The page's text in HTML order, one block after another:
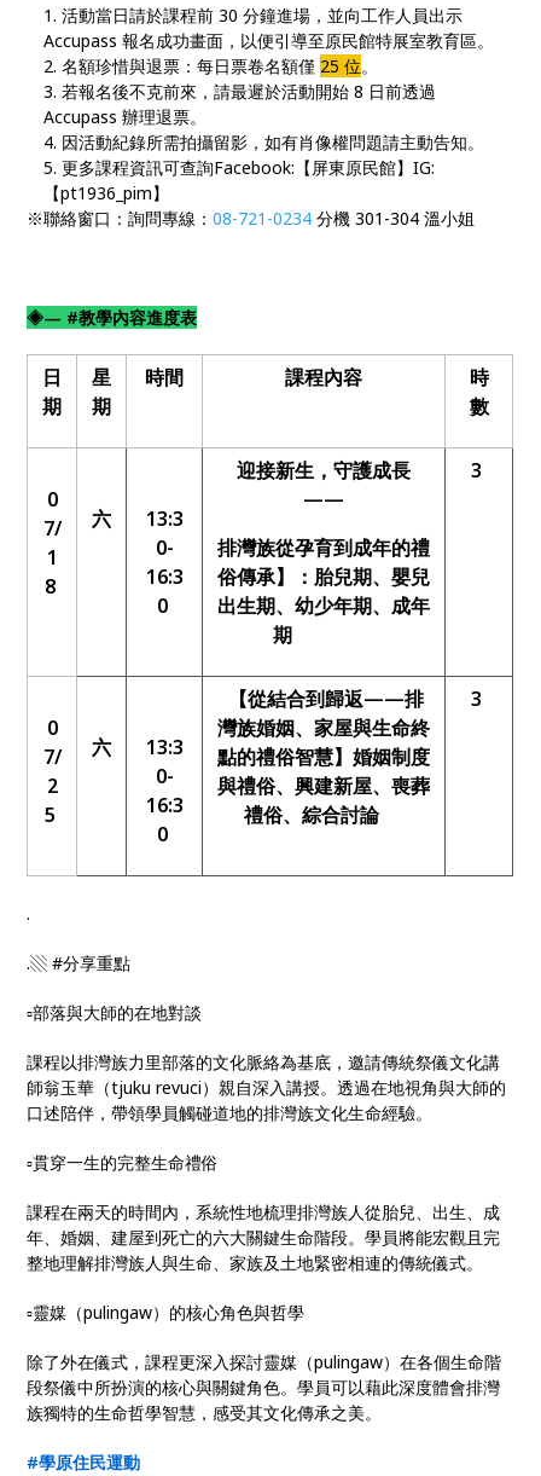
活動當日請於課程前 30 分鐘進場，並向工作人員出示
Accupass 報名成功畫面，以便引導至原民館特展室教育區。
名額珍惜與退票：每日票卷名額僅 25 位。
若報名後不克前來，請最遲於活動開始 8 日前透過
Accupass 辦理退票。
因活動紀錄所需拍攝留影，如有肖像權問題請主動告知。
更多課程資訊可查詢Facebook:【屏東原民館】IG:
【pt1936_pim】
※聯絡窗口：詢問專線：08-721-0234 分機 301-304 溫小姐
◈— #教學內容進度表
日
期
星
期
時間 課程內容
時
數
0
7/
1
8
六
13:3
0-
16:3
0
迎接新生，守護成長
——
排灣族從孕育到成年的禮
俗傳承】：胎兒期、嬰兒
出生期、幼少年期、成年
期
3
0
7/
2
5
六
13:3
0-
16:3
0
【從結合到歸返——排
灣族婚姻、家屋與生命終
點的禮俗智慧】婚姻制度
與禮俗、興建新屋、喪葬
禮俗、綜合討論
3
.
.▧ #分享重點
▫部落與大師的在地對談
課程以排灣族力里部落的文化脈絡為基底，邀請傳統祭儀文化講
師翁玉華（tjuku revuci）親自深入講授。透過在地視角與大師的
口述陪伴，帶領學員觸碰道地的排灣族文化生命經驗。
▫貫穿一生的完整生命禮俗
課程在兩天的時間內，系統性地梳理排灣族人從胎兒、出生、成
年、婚姻、建屋到死亡的六大關鍵生命階段。學員將能宏觀且完
整地理解排灣族人與生命、家族及土地緊密相連的傳統儀式。
▫靈媒（pulingaw）的核心角色與哲學
除了外在儀式，課程更深入探討靈媒（pulingaw）在各個生命階
段祭儀中所扮演的核心與關鍵角色。學員可以藉此深度體會排灣
族獨特的生命哲學智慧，感受其文化傳承之美。
#學原住民運動